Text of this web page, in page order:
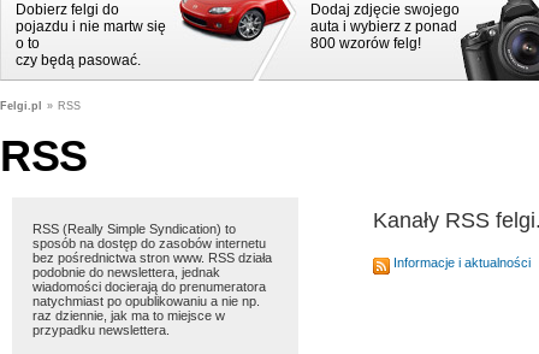
Dobierz felgi do
pojazdu i nie martw się
o to
czy będą pasować.
Dodaj zdjęcie swojego
auta i wybierz z ponad
800 wzorów felg!
Felgi.pl » RSS
RSS
RSS (Really Simple Syndication) to
sposób na dostęp do zasobów internetu
bez pośrednictwa stron www. RSS działa
podobnie do newslettera, jednak
wiadomości docierają do prenumeratora
natychmiast po opublikowaniu a nie np.
raz dziennie, jak ma to miejsce w
przypadku newslettera.
Kanały RSS
Informacje i aktualności